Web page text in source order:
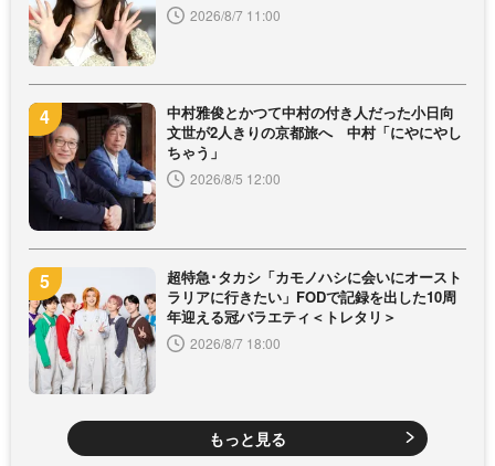
2026/8/7 11:00
中村雅俊とかつて中村の付き人だった小日向
文世が2人きりの京都旅へ 中村「にやにやし
ちゃう」
2026/8/5 12:00
超特急･タカシ「カモノハシに会いにオースト
ラリアに行きたい」FODで記録を出した10周
年迎える冠バラエティ＜トレタリ＞
2026/8/7 18:00
もっと見る